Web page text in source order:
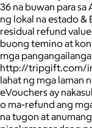
36 na buwan para sa
ng lokal na estado &
residual refund value
buong temino at
mga
http://tripgift.com/
lahat ng mga laman
eVouchers ay
o ma-refund ang
na tugon at